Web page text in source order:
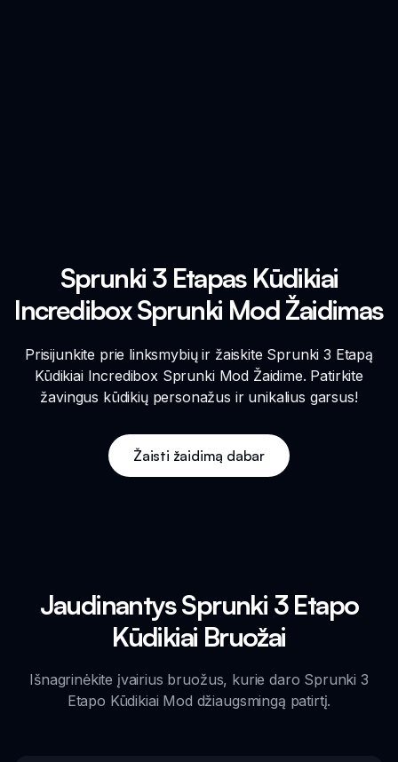
Sprunki 3 Etapas Kūdikiai
Incredibox Sprunki Mod Žaidimas
Prisijunkite prie linksmybių ir žaiskite Sprunki 3 Etapą
Kūdikiai Incredibox Sprunki Mod Žaidime. Patirkite
žavingus kūdikių personažus ir unikalius garsus!
Žaisti žaidimą dabar
Jaudinantys Sprunki 3 Etapo
Kūdikiai Bruožai
Išnagrinėkite įvairius bruožus, kurie daro Sprunki 3
Etapo Kūdikiai Mod džiaugsmingą patirtį.